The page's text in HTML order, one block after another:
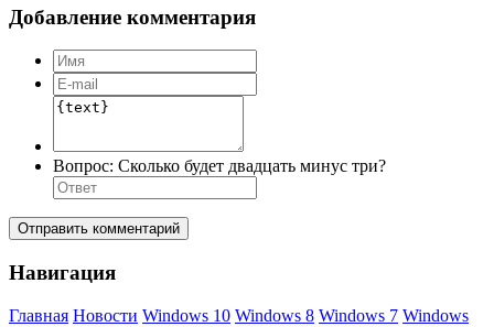
Добавление комментария
Вопрос: Сколько будет двадцать минус три?
Отправить комментарий
Навигация
Главная Новости Windows 10 Windows 8 Windows 7 Windows